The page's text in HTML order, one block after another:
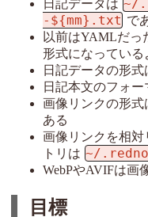
日記データは ~/
-${mm}.txt で
以前はYAMLだっ
形式になっている
日記データの形
日記本文のフォー
画像リンクの形式
ある
画像リンクを相対
トリは ~/
WebPやAVIFは画
目標